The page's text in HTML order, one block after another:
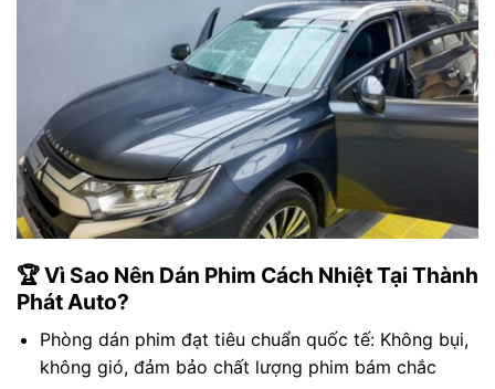
🏆 Vì Sao Nên Dán Phim Cách Nhiệt Tại Thành
Phát Auto?
Phòng dán phim đạt tiêu chuẩn quốc tế: Không bụi,
không gió, đảm bảo chất lượng phim bám chắc